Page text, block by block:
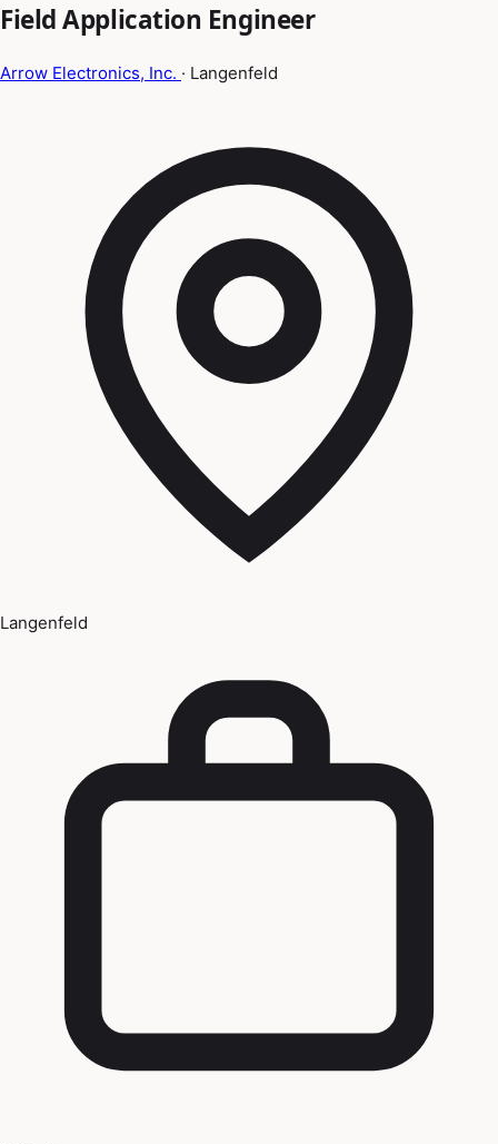
Field Application Engineer
Arrow Electronics, Inc. · Langenfeld
Langenfeld